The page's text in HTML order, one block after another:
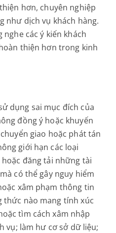
hơn, chuyên nghiệp
như dịch vụ khách hàng.
các ý kiến khách
thiện hơn trong kinh
dụng sai mục đích của
đồng ý hoặc khuyến
giao hoặc phát tán
giới hạn các loại
đăng tải những tài
có thể gây nguy hiểm
xâm phạm thông tin
thức nào mang tính xúc
tìm cách xâm nhập
vụ; làm hư cơ sở dữ liệu;